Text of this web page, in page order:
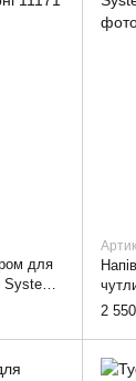
для
2